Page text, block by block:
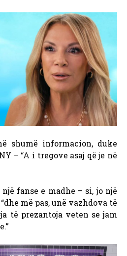
shumë informacion, duke
– “A i tregove asaj që je në
fanse e madhe – si, jo një
më pas, unë vazhdova të
të prezantoja veten se jam